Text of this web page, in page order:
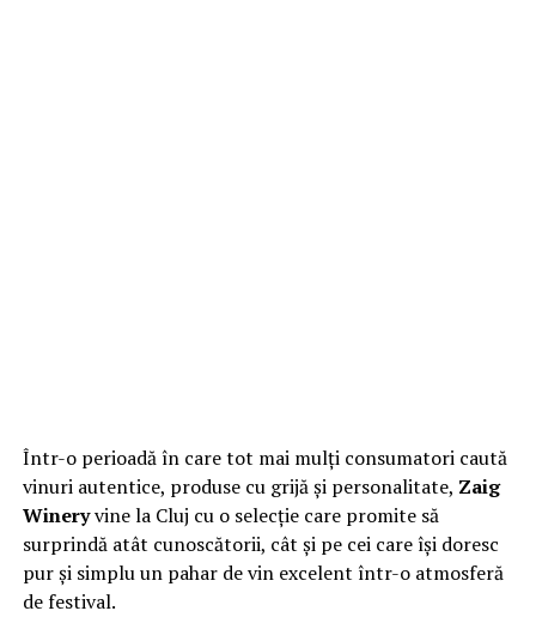
Într-o perioadă în care tot mai mulți consumatori caută
vinuri autentice, produse cu grijă și personalitate, Zaig
Wineryvine la Cluj cu o selecție care promite să
surprindă atât cunoscătorii, cât și pe cei care își doresc
pur și simplu un pahar de vin excelent într-o atmosferă
de festival.